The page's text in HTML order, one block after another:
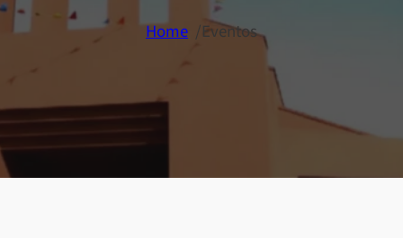
Home /Eventos